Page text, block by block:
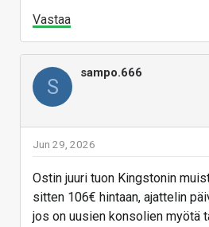
Vastaa
S
sampo.666
Jun 29, 2026
Ostin juuri tuon Kingstonin
sitten 106€ hintaan, ajattelin
jos on uusien konsolien myötä